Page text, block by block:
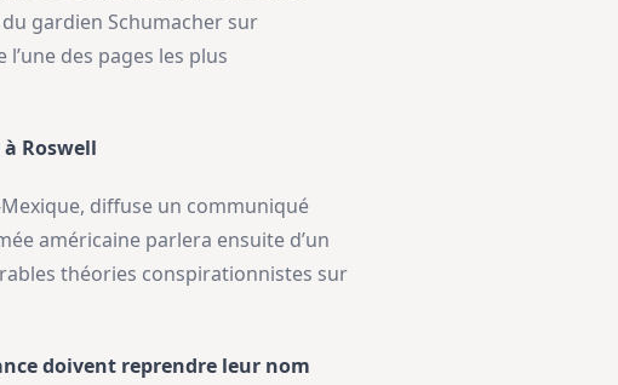
gardien Schumacher sur
des pages les plus
Roswell
diffuse un communiqué
américaine parlera ensuite d’un
théories conspirationnistes sur
doivent reprendre leur nom